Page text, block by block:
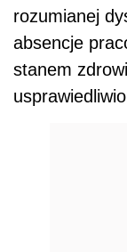
rozumianej
absencje
stanem